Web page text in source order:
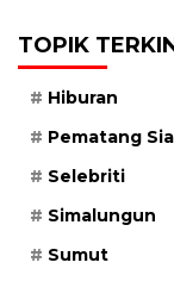
TOPIK
Hiburan
Pematang
Selebriti
Simalungun
Sumut